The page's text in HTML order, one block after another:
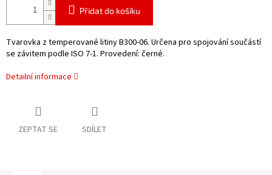
Přidat do košíku
Tvarovka z temperované litiny B300-06. Určena pro spojování součástí
se závitem podle ISO 7-1. Provedení: černé.
Detailní informace
ZEPTAT SE SDÍLET